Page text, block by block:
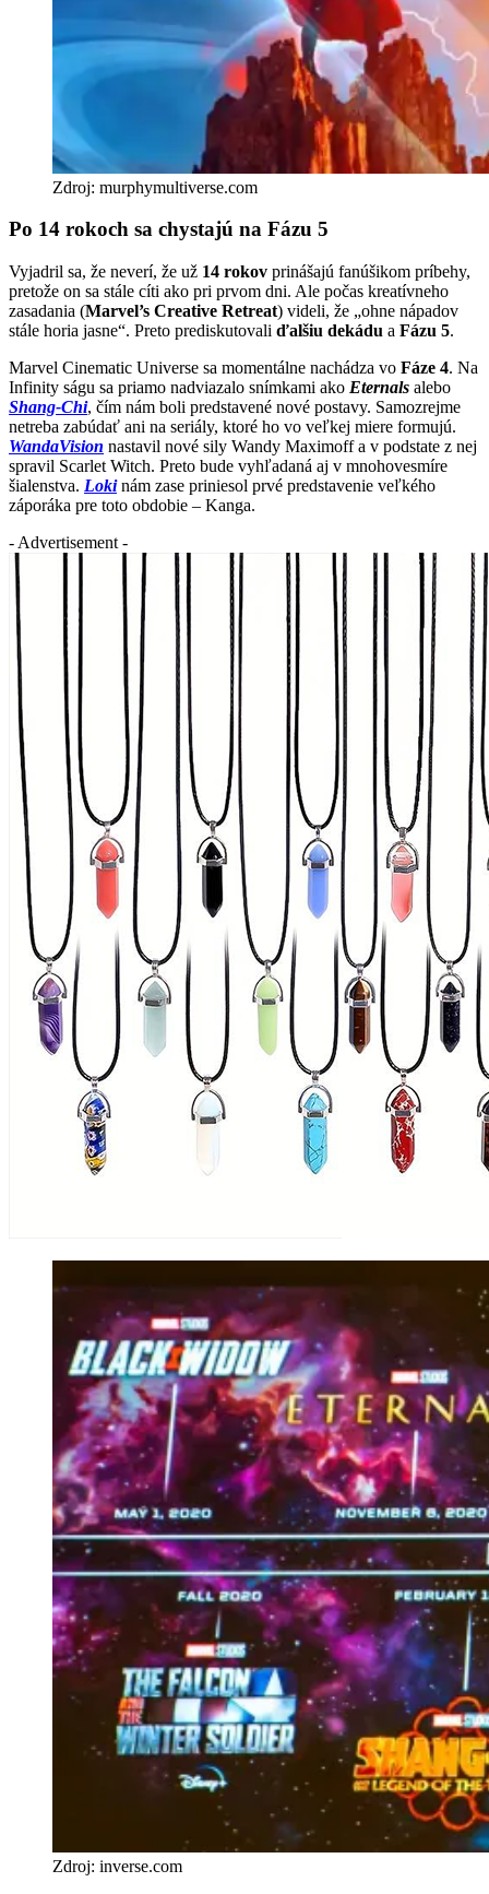
Zdroj: murphymultiverse.com
Po 14 rokoch sa chystajú na Fázu 5
Vyjadril sa, že neverí, že už 14 rokov prinášajú fanúšikom príbehy,
pretože on sa stále cíti ako pri prvom dni. Ale počas kreatívneho
zasadania (Marvel’s Creative Retreat) videli, že „ohne nápadov
stále horia jasne“. Preto prediskutovali ďalšiu dekádu a Fázu 5.
Marvel Cinematic Universe sa momentálne nachádza vo Fáze 4. Na
Infinity ságu sa priamo nadviazalo snímkami ako Eternals alebo
Shang-Chi, čím nám boli predstavené nové postavy. Samozrejme
netreba zabúdať ani na seriály, ktoré ho vo veľkej miere formujú.
WandaVision nastavil nové sily Wandy Maximoff a v podstate z nej
spravil Scarlet Witch. Preto bude vyhľadaná aj v mnohovesmíre
šialenstva. Lokinám zase priniesol prvé predstavenie veľkého
záporáka pre toto obdobie – Kanga.
- Advertisement -
Zdroj: inverse.com